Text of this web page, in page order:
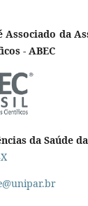
Associado da
- ABEC
da Saúde